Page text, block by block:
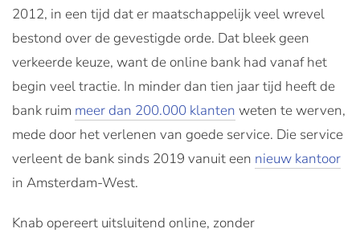
2012, in een tijd dat er maatschappelijk veel wrevel
bestond over de gevestigde orde. Dat bleek geen
verkeerde keuze, want de online bank had vanaf het
begin veel tractie. In minder dan tien jaar tijd heeft de
bank ruim meer dan 200.000 klanten weten te werven,
mede door het verlenen van goede service. Die service
verleent de bank sinds 2019 vanuit een nieuw kantoor
in Amsterdam-West.
Knab opereert uitsluitend online, zonder